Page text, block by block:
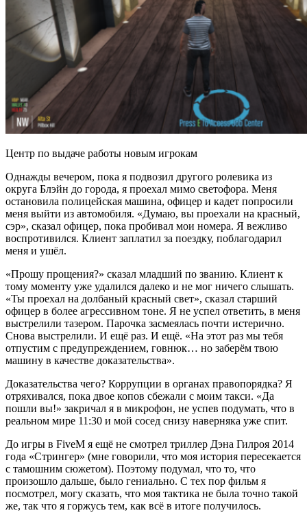
Центр по выдаче работы новым игрокам
Однажды вечером, пока я подвозил другого ролевика из
округа Блэйн до города, я проехал мимо светофора. Меня
остановила полицейская машина, офицер и кадет попросили
меня выйти из автомобиля. «Думаю, вы проехали на красный,
сэр», сказал офицер, пока пробивал мои номера. Я вежливо
воспротивился. Клиент заплатил за поездку, поблагодарил
меня и ушёл.
«Прошу прощения?» сказал младший по званию. Клиент к
тому моменту уже удалился далеко и не мог ничего слышать.
«Ты проехал на долбаный красный свет», сказал старший
офицер в более агрессивном тоне. Я не успел ответить, в меня
выстрелили тазером. Парочка засмеялась почти истерично.
Снова выстрелили. И ещё раз. И ещё. «На этот раз мы тебя
отпустим с предупреждением, говнюк… но заберём твою
машину в качестве доказательства».
Доказательства чего? Коррупции в органах правопорядка? Я
отряхивался, пока двое копов сбежали с моим такси. «Да
пошли вы!» закричал я в микрофон, не успев подумать, что в
реальном мире 11:30 и мой сосед снизу наверняка уже спит.
До игры в FiveM я ещё не смотрел триллер Дэна Гилроя 2014
года «Стрингер» (мне говорили, что моя история пересекается
с тамошним сюжетом). Поэтому подумал, что то, что
произошло дальше, было гениально. С тех пор фильм я
посмотрел, могу сказать, что моя тактика не была точно такой
же, так что я горжусь тем, как всё в итоге получилось.